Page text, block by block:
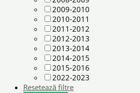
2009-2010
2010-2011
2011-2012
2012-2013
2013-2014
2014-2015
2015-2016
2022-2023
Resetează filtre